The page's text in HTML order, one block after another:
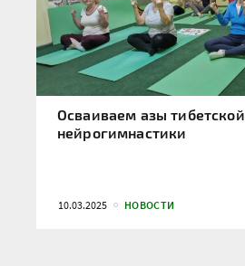
Осваиваем азы тибетской
нейрогимнастики
10.03.2025 НОВОСТИ